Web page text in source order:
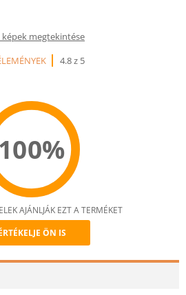
megtekintése
4.8 z 5
100%
AJÁNLJÁK EZT A TERMÉKET
ÖN IS